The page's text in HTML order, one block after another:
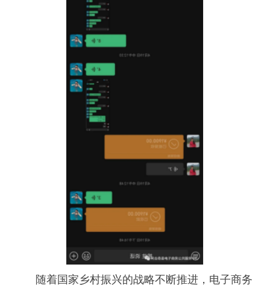
服务站必然成了阿合奇县创新创业的新载体、新路
子、转型发展的新平台。就未来，阿合奇县将继续
发挥电商服务站点的作用，培育更多像青吐尔
喀德尔这样优秀的电商服务站站长，进一步提升每
一个站点电商服务的价值，从而全面推进阿合奇县
电子商务经济的发展，助力乡村振兴。
主办：新疆阿合奇县人民政府办公室
承办：新疆阿合奇县政务服务和数字发
政府网站标识码：6530230001
新公网安备：65302302000001号
新ICP备16001989号